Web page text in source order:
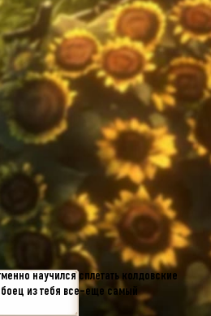
научился сплетать колдовские
боец из тебя все-еще самый